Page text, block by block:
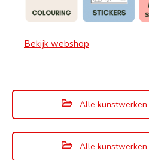
Bekijk webshop
Alle kunstwerken
Alle kunstwerken